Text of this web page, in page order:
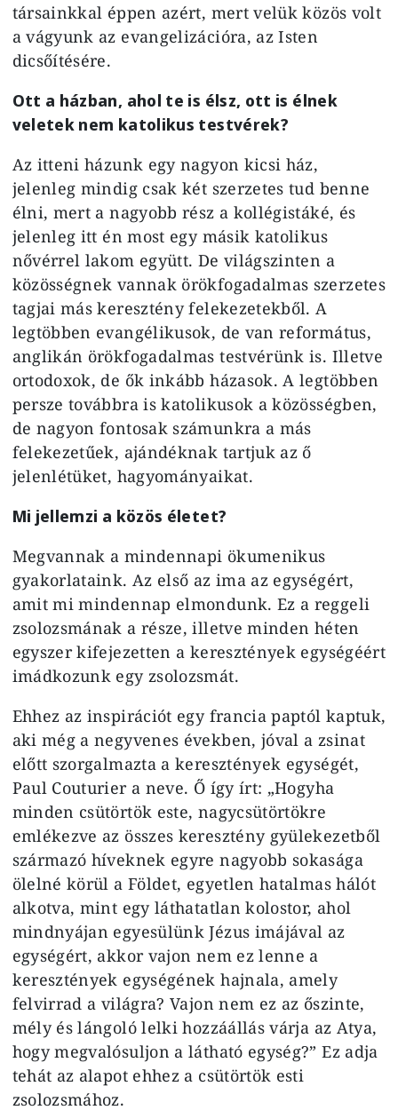
társainkkal éppen azért, mert velük közös volt
a vágyunk az evangelizációra, az Isten
dicsőítésére.
Ott a házban, ahol te is élsz, ott is élnek
veletek nem katolikus testvérek?
Az itteni házunk egy nagyon kicsi ház,
jelenleg mindig csak két szerzetes tud benne
élni, mert a nagyobb rész a kollégistáké, és
jelenleg itt én most egy másik katolikus
nővérrel lakom együtt. De világszinten a
közösségnek vannak örökfogadalmas szerzetes
tagjai más keresztény felekezetekből. A
legtöbben evangélikusok, de van református,
anglikán örökfogadalmas testvérünk is. Illetve
ortodoxok, de ők inkább házasok. A legtöbben
persze továbbra is katolikusok a közösségben,
de nagyon fontosak számunkra a más
felekezetűek, ajándéknak tartjuk az ő
jelenlétüket, hagyományaikat.
Mi jellemzi a közös életet?
Megvannak a mindennapi ökumenikus
gyakorlataink. Az első az ima az egységért,
amit mi mindennap elmondunk. Ez a reggeli
zsolozsmának a része, illetve minden héten
egyszer kifejezetten a keresztények egységéért
imádkozunk egy zsolozsmát.
Ehhez az inspirációt egy francia paptól kaptuk,
aki még a negyvenes években, jóval a zsinat
előtt szorgalmazta a keresztények egységét,
Paul Couturier a neve. Ő így írt: „Hogyha
minden csütörtök este, nagycsütörtökre
emlékezve az összes keresztény gyülekezetből
származó híveknek egyre nagyobb sokasága
ölelné körül a Földet, egyetlen hatalmas hálót
alkotva, mint egy láthatatlan kolostor, ahol
mindnyájan egyesülünk Jézus imájával az
egységért, akkor vajon nem ez lenne a
keresztények egységének hajnala, amely
felvirrad a világra? Vajon nem ez az őszinte,
mély és lángoló lelki hozzáállás várja az Atya,
hogy megvalósuljon a látható egység?” Ez adja
tehát az alapot ehhez a csütörtök esti
zsolozsmához.